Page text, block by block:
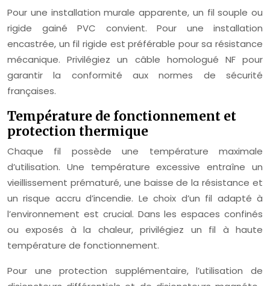
Pour une installation murale apparente, un fil souple ou
rigide gainé PVC convient. Pour une installation
encastrée, un fil rigide est préférable pour sa résistance
mécanique. Privilégiez un câble homologué NF pour
garantir la conformité aux normes de sécurité
françaises.
Température de fonctionnement et
protection thermique
Chaque fil possède une température maximale
d’utilisation. Une température excessive entraîne un
vieillissement prématuré, une baisse de la résistance et
un risque accru d’incendie. Le choix d’un fil adapté à
l’environnement est crucial. Dans les espaces confinés
ou exposés à la chaleur, privilégiez un fil à haute
température de fonctionnement.
Pour une protection supplémentaire, l’utilisation de